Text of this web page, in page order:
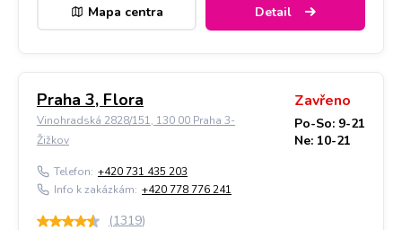
Mapa centra Detail
Praha 3, Flora
Vinohradská 2828/151, 130 00 Praha 3-
Žižkov
Zavřeno
Po-So: 9-21
Ne: 10-21
Telefon: +420 731 435 203
Info k zakázkám: +420 778 776 241
(1319)